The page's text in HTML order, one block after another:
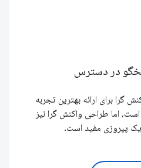
در دسترس
گرا برای ارائه بهترین تجربه
اما طراحی واکنش گرا نیز
پیروزی مفید است.